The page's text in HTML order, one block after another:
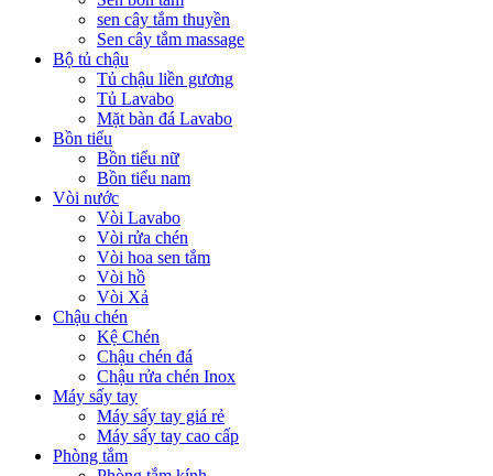
sen cây tắm thuyền
Sen cây tắm massage
Bộ tủ chậu
Tủ chậu liền gương
Tủ Lavabo
Mặt bàn đá Lavabo
Bồn tiểu
Bồn tiểu nữ
Bồn tiểu nam
Vòi nước
Vòi Lavabo
Vòi rửa chén
Vòi hoa sen tắm
Vòi hồ
Vòi Xả
Chậu chén
Kệ Chén
Chậu chén đá
Chậu rửa chén Inox
Máy sấy tay
Máy sấy tay giá rẻ
Máy sấy tay cao cấp
Phòng tắm